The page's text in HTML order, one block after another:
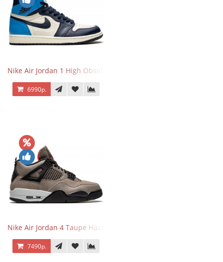
Nike Air Jordan 1 High Obsidian University Blue
6990р.
Nike Air Jordan 4 Taupe Haze
7490р.